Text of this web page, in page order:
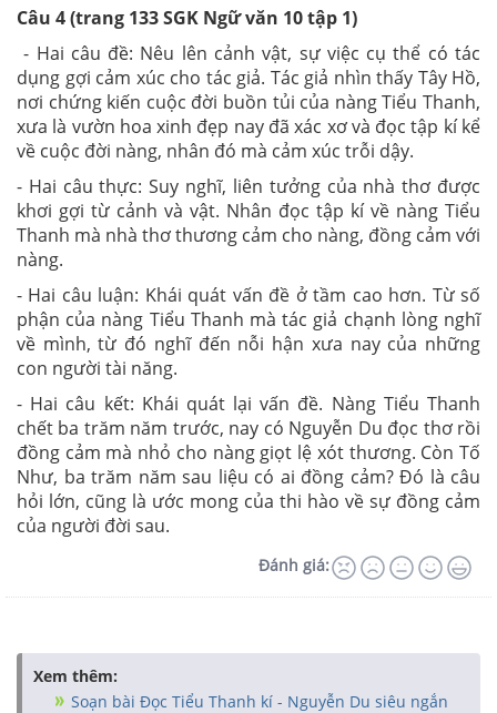
Câu 4 (trang 133 SGK Ngữ văn 10 tập 1)
- Hai câu đề: Nêu lên cảnh vật, sự việc cụ thể có tác
dụng gợi cảm xúc cho tác giả. Tác giả nhìn thấy Tây Hồ,
nơi chứng kiến cuộc đời buồn tủi của nàng Tiểu Thanh,
xưa là vườn hoa xinh đẹp nay đã xác xơ và đọc tập kí kể
về cuộc đời nàng, nhân đó mà cảm xúc trỗi dậy.
- Hai câu thực: Suy nghĩ, liên tưởng của nhà thơ được
khơi gợi từ cảnh và vật. Nhân đọc tập kí về nàng Tiểu
Thanh mà nhà thơ thương cảm cho nàng, đồng cảm với
nàng.
- Hai câu luận: Khái quát vấn đề ở tầm cao hơn. Từ số
phận của nàng Tiểu Thanh mà tác giả chạnh lòng nghĩ
về mình, từ đó nghĩ đến nỗi hận xưa nay của những
con người tài năng.
- Hai câu kết: Khái quát lại vấn đề. Nàng Tiểu Thanh
chết ba trăm năm trước, nay có Nguyễn Du đọc thơ rồi
đồng cảm mà nhỏ cho nàng giọt lệ xót thương. Còn Tố
Như, ba trăm năm sau liệu có ai đồng cảm? Đó là câu
hỏi lớn, cũng là ước mong của thi hào về sự đồng cảm
của người đời sau.
Đánh giá:
Xem thêm:
Soạn bài Đọc Tiểu Thanh kí - Nguyễn Du siêu ngắn